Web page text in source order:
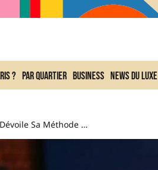
? Par quartier Business News du Luxe
Harlan Coben Dévoile Sa Méthode Pour Réussir Ses Adaptations Netflix En Laissant La Fidélité Au Livre De Côté